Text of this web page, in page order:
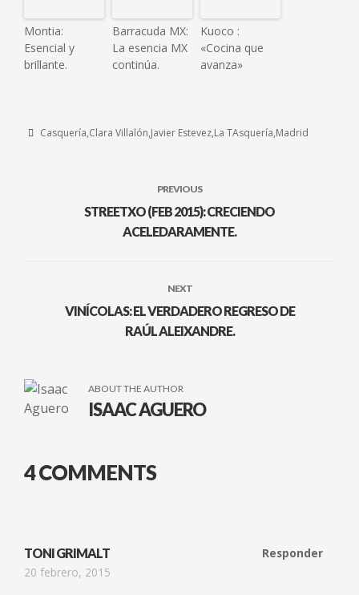
Montia:
Esencial y
brillante.
Barracuda MX:
La esencia MX
continúa.
Kuoco :
«Cocina que
avanza»
Casquería Clara Villalón Javier Estevez La TAsquería Madrid
PREVIOUS
STREETXO (FEB 2015): CRECIENDO
ACELEDARAMENTE.
NEXT
VINÍCOLAS: EL VERDADERO REGRESO DE
RAÚL ALEIXANDRE.
ABOUT THE AUTHOR
ISAAC AGUERO
4 COMMENTS
TONI GRIMALT
20 febrero, 2015
Responder